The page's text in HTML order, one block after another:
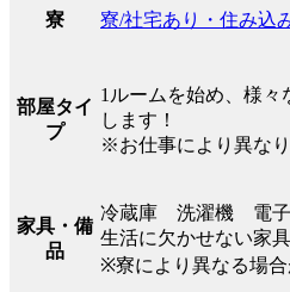
寮 寮/社宅あり・住み込
部屋タイ
プ
1ルームを始め、様
します！
※お仕事により異な
家具・備
品
冷蔵庫 洗濯機 電子
生活に欠かせない家
※寮により異なる場